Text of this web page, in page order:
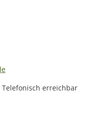
Telefonisch erreichbar